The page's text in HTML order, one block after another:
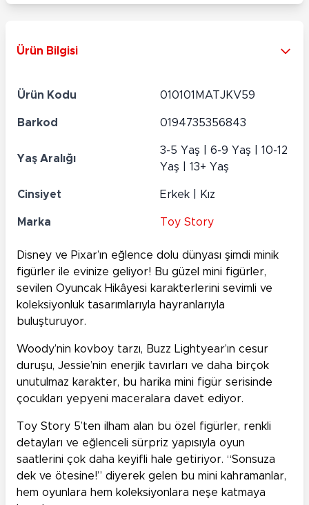
Ürün Bilgisi
Ürün Kodu 010101MATJKV59
Barkod 0194735356843
Yaş Aralığı
3-5 Yaş | 6-9 Yaş | 10-12
Yaş | 13+ Yaş
Cinsiyet Erkek | Kız
Marka Toy Story
Disney ve Pixar’ın eğlence dolu dünyası şimdi minik
figürler ile evinize geliyor! Bu güzel mini figürler,
sevilen Oyuncak Hikâyesi karakterlerini sevimli ve
koleksiyonluk tasarımlarıyla hayranlarıyla
buluşturuyor.
Woody’nin kovboy tarzı, Buzz Lightyear’ın cesur
duruşu, Jessie’nin enerjik tavırları ve daha birçok
unutulmaz karakter, bu harika mini figür serisinde
çocukları yepyeni maceralara davet ediyor.
Toy Story 5’ten ilham alan bu özel figürler, renkli
detayları ve eğlenceli sürpriz yapısıyla oyun
saatlerini çok daha keyifli hale getiriyor. “Sonsuza
dek ve ötesine!” diyerek gelen bu mini kahramanlar,
hem oyunlara hem koleksiyonlara neşe katmaya